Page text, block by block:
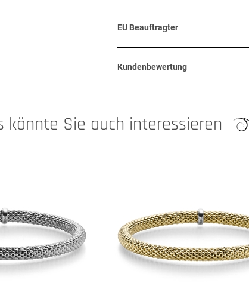
EU Beauftragter
Kundenbewertung
könnte Sie auch interessieren